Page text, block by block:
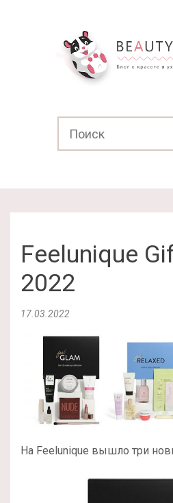
Feelunique
2022
17.03.2022
На Feelunique вышло три